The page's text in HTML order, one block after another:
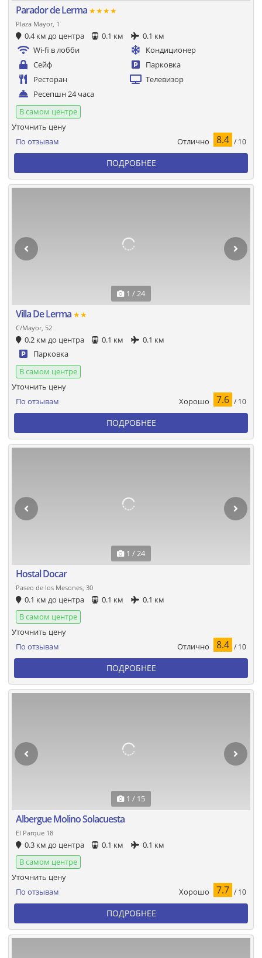
Parador de Lerma ★★★★
Plaza Mayor, 1
0.4 км до центра 0.1 км
0.1 км
Wi-fi в лобби
Кондиционер
Сейф
Парковка
Ресторан
Телевизор
Ресепшн 24 часа
В самом центре
По отзывам Отлично 8.4 / 10
Уточнить цену
ПОДРОБНЕЕ
1 / 24
Villa De Lerma ★★
C/Mayor, 52
0.2 км до центра 0.1 км
0.1 км
Парковка
В самом центре
По отзывам Хорошо 7.6 / 10
Уточнить цену
ПОДРОБНЕЕ
1 / 24
Hostal Docar
Paseo de los Mesones, 30
0.1 км до центра 0.1 км
0.1 км
В самом центре
По отзывам Отлично 8.4 / 10
Уточнить цену
ПОДРОБНЕЕ
1 / 15
Albergue Molino Solacuesta
El Parque 18
0.3 км до центра 0.1 км
0.1 км
В самом центре
По отзывам Хорошо 7.7 / 10
Уточнить цену
ПОДРОБНЕЕ